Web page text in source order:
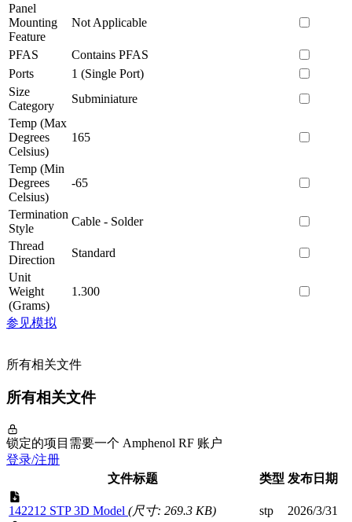
Panel
Mounting
Feature
Not Applicable
PFAS
Contains PFAS
Ports
1 (Single Port)
Size
Category
Subminiature
Temp (Max
Degrees
Celsius)
165
Temp (Min
Degrees
Celsius)
-65
Termination
Style
Cable - Solder
Thread
Direction
Standard
Unit
Weight
(Grams)
1.300
参见模拟
所有相关文件
所有相关文件
锁定的项目需要一个 Amphenol RF 账户
登录/注册
文件标题
类型 发布日期
142212 STP 3D Model (尺寸: 269.3 KB) stp 2026/3/31